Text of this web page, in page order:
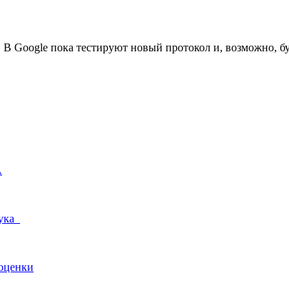
пока тестируют новый протокол и, возможно,